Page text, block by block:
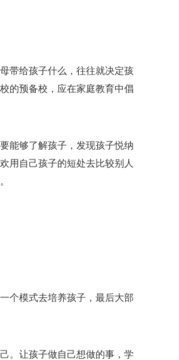
带给孩子什么，往往就决定孩
的预备校，应在家庭教育中倡
能够了解孩子，发现孩子悦纳
用自己孩子的短处去比较别人
个模式去培养孩子，最后大部
。让孩子做自己想做的事，学